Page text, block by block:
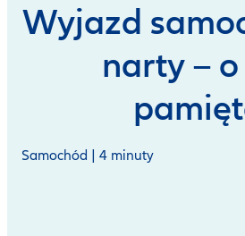
Wyjazd
narty –
Samochód | 4 minuty